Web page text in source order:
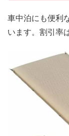
車中泊にも便利
います。割引率